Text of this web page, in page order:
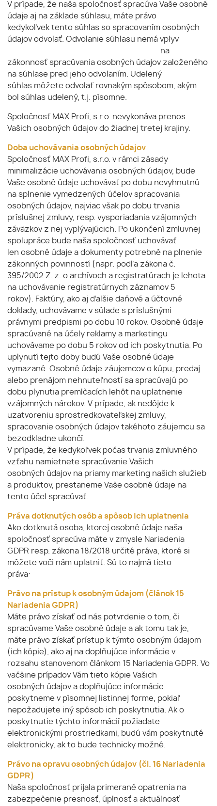
V prípade, že naša spoločnosť spracúva Vaše osobné
údaje aj na základe súhlasu, máte právo
kedykoľvek tento súhlas so spracovaním osobných
údajov odvolať. Odvolanie súhlasu nemá vplyv
na
zákonnosť spracúvania osobných údajov založeného
na súhlase pred jeho odvolaním. Udelený
súhlas môžete odvolať rovnakým spôsobom, akým
bol súhlas udelený, t.j. písomne.
Spoločnosť MAX Profi, s.r.o. nevykonáva prenos
Vašich osobných údajov do žiadnej tretej krajiny.
Doba uchovávania osobných údajov
Spoločnosť MAX Profi, s.r.o. v rámci zásady
minimalizácie uchovávania osobných údajov, bude
Vaše osobné údaje uchovávať po dobu nevyhnutnú
na splnenie vymedzených účelov spracovania
osobných údajov, najviac však po dobu trvania
príslušnej zmluvy, resp. vysporiadania vzájomných
záväzkov z nej vyplývajúcich. Po ukončení zmluvnej
spolupráce bude naša spoločnosť uchovávať
len osobné údaje a dokumenty potrebné na plnenie
zákonných povinností (napr. podľa zákona č.
395/2002 Z. z. o archívoch a registratúrach je lehota
na uchovávanie registratúrnych záznamov 5
rokov). Faktúry, ako aj ďalšie daňové a účtovné
doklady, uchovávame v súlade s príslušnými
právnymi predpismi po dobu 10 rokov. Osobné údaje
spracúvané na účely reklamy a marketingu
uchovávame po dobu 5 rokov od ich poskytnutia. Po
uplynutí tejto doby budú Vaše osobné údaje
vymazané. Osobné údaje záujemcov o kúpu, predaj
alebo prenájom nehnuteľností sa spracúvajú po
dobu plynutia premlčacích lehôt na uplatnenie
vzájomných nárokov. V prípade, ak nedôjde k
uzatvoreniu sprostredkovateľskej zmluvy,
spracovanie osobných údajov takéhoto záujemcu sa
bezodkladne ukončí.
V prípade, že kedykoľvek počas trvania zmluvného
vzťahu namietnete spracúvanie Vašich
osobných údajov na priamy marketing našich služieb
a produktov, prestaneme Vaše osobné údaje na
tento účel spracúvať.
Práva dotknutých osôb a spôsob ich uplatnenia
Ako dotknutá osoba, ktorej osobné údaje naša
spoločnosť spracúva máte v zmysle Nariadenia
GDPR resp. zákona 18/2018 určité práva, ktoré si
môžete voči nám uplatniť. Sú to najmä tieto
práva:
Právo na prístup k osobným údajom (článok 15
Nariadenia GDPR)
Máte právo získať od nás potvrdenie o tom, či
spracúvame Vaše osobné údaje a ak tomu tak je,
máte právo získať prístup k týmto osobným údajom
(ich kópie), ako aj na doplňujúce informácie v
rozsahu stanovenom článkom 15 Nariadenia GDPR. Vo
väčšine prípadov Vám tieto kópie Vašich
osobných údajov a doplňujúce informácie
poskytneme v písomnej listinnej forme, pokiaľ
nepožadujete iný spôsob ich poskytnutia. Ak o
poskytnutie týchto informácií požiadate
elektronickými prostriedkami, budú vám poskytnuté
elektronicky, ak to bude technicky možné.
Právo na opravu osobných údajov (čl. 16 Nariadenia
GDPR)
Naša spoločnosť prijala primerané opatrenia na
zabezpečenie presnosť, úplnosť a aktuálnosť